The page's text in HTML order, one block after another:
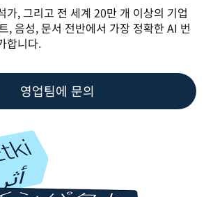
가, 그리고 전 세계 20만 개 이상의 기업
, 음성, 문서 전반에서 가장 정확한 AI 번
합니다.
영업팀에 문의